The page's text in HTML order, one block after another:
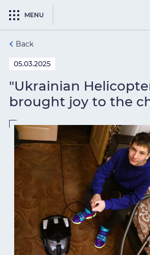
MENU
Back
05.03.2025
"Ukrainian
brought joy to the